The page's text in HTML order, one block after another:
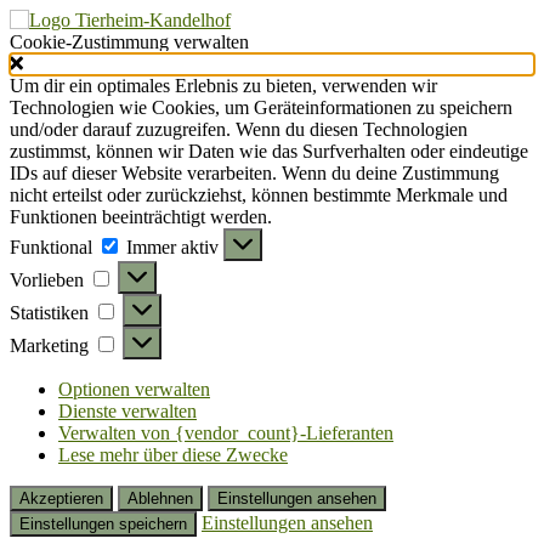
Cookie-Zustimmung verwalten
Um dir ein optimales Erlebnis zu bieten, verwenden wir
Technologien wie Cookies, um Geräteinformationen zu speichern
und/oder darauf zuzugreifen. Wenn du diesen Technologien
zustimmst, können wir Daten wie das Surfverhalten oder eindeutige
IDs auf dieser Website verarbeiten. Wenn du deine Zustimmung
nicht erteilst oder zurückziehst, können bestimmte Merkmale und
Funktionen beeinträchtigt werden.
Funktional
Funktional
Immer aktiv
Vorlieben
Vorlieben
Statistiken Statistiken
Marketing Marketing
Optionen verwalten
Dienste verwalten
Verwalten von {vendor_count}-Lieferanten
Lese mehr über diese Zwecke
Akzeptieren Ablehnen
Einstellungen ansehen
Einstellungen speichern
Einstellungen ansehen